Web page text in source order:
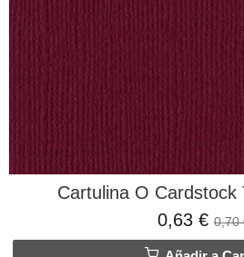
Cartulina O Cardstock
0,63 € 0,70